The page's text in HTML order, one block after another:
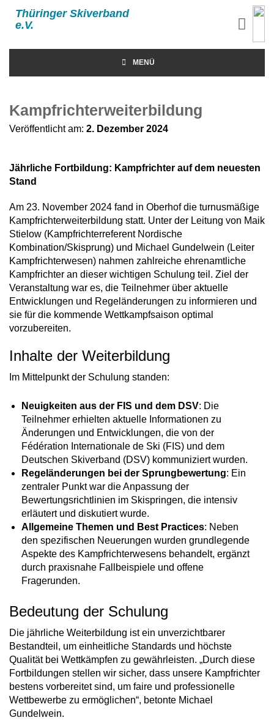
Thüringer Skiverband
e.V.
MENÜ
Kampfrichterweiterbildung
Veröffentlicht am: 2. Dezember 2024
Jährliche Fortbildung: Kampfrichter auf dem neuesten
Stand
Am 23. November 2024 fand in Oberhof die turnusmäßige
Kampfrichterweiterbildung statt. Unter der Leitung von Maik
Stielow (Kampfrichterreferent Nordische
Kombination/Skisprung) und Michael Gundelwein (Leiter
Kampfrichterwesen) nahmen zahlreiche ehrenamtliche
Kampfrichter an dieser wichtigen Schulung teil. Ziel der
Veranstaltung war es, die Teilnehmer über aktuelle
Entwicklungen und Regeländerungen zu informieren und
sie für die kommende Wettkampfsaison optimal
vorzubereiten.
Inhalte der Weiterbildung
Im Mittelpunkt der Schulung standen:
Neuigkeiten aus der FIS und dem DSV: Die
Teilnehmer erhielten aktuelle Informationen zu
Änderungen und Entwicklungen, die von der
Fédération Internationale de Ski (FIS) und dem
Deutschen Skiverband (DSV) kommuniziert wurden.
Regeländerungen bei der Sprungbewertung: Ein
zentraler Punkt war die Anpassung der
Bewertungsrichtlinien im Skispringen, die intensiv
erläutert und diskutiert wurde.
Allgemeine Themen und Best Practices: Neben
den spezifischen Neuerungen wurden grundlegende
Aspekte des Kampfrichterwesens behandelt, ergänzt
durch praxisnahe Fallbeispiele und offene
Fragerunden.
Bedeutung der Schulung
Die jährliche Weiterbildung ist ein unverzichtbarer
Bestandteil, um einheitliche Standards und höchste
Qualität bei Wettkämpfen zu gewährleisten. „Durch diese
Fortbildungen stellen wir sicher, dass unsere Kampfrichter
bestens vorbereitet sind, um faire und professionelle
Wettbewerbe zu ermöglichen“, betonte Michael
Gundelwein.